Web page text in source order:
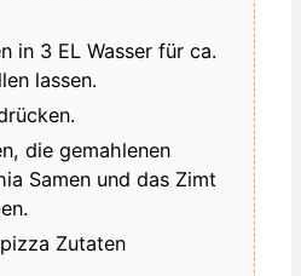
in 3 EL Wasser für ca.
lassen.
die gemahlenen
Samen und das Zimt